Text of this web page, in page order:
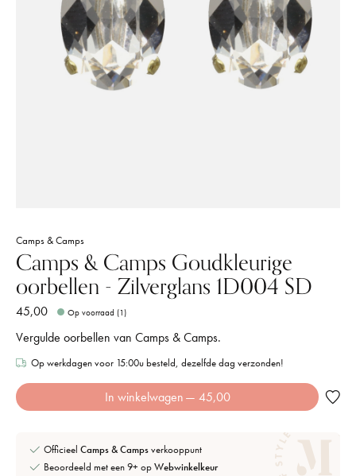
Camps & Camps
Camps & Camps Goudkleurige
oorbellen - Zilverglans 1D004 SD
45,00 Op voorraad (1)
Vergulde oorbellen van Camps & Camps.
Op werkdagen voor 15:00u besteld, dezelfde dag verzonden!
In winkelwagen — 45,00
Officieel Camps & Campsverkooppunt
Beoordeeld met een 9+ opWebwinkelkeur